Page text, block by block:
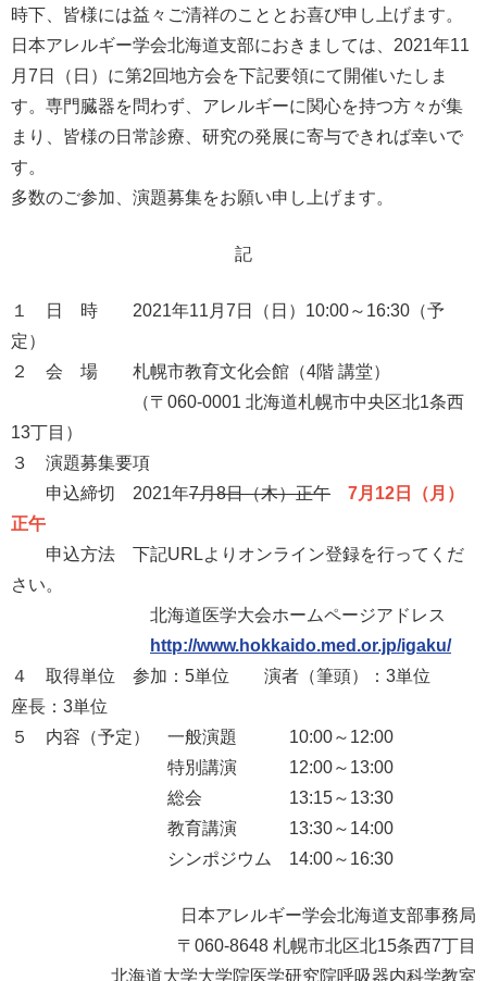
時下、皆様には益々ご清祥のこととお喜び申し上げます。
日本アレルギー学会北海道支部におきましては、2021年11
月7日（日）に第2回地方会を下記要領にて開催いたしま
す。専門臓器を問わず、アレルギーに関心を持つ方々が集
まり、皆様の日常診療、研究の発展に寄与できれば幸いで
す。
多数のご参加、演題募集をお願い申し上げます。
記
１ 日 時 2021年11月7日（日）10:00～16:30（予
定）
２ 会 場 札幌市教育文化会館（4階 講堂）
（〒060-0001 北海道札幌市中央区北1条西
13丁目）
３ 演題募集要項
申込締切 2021年7月8日（木）正午
7月12日（月）
正午
申込方法 下記URLよりオンライン登録を行ってくだ
さい。
北海道医学大会ホームページアドレス
http://www.hokkaido.med.or.jp/igaku/
４ 取得単位 参加：5単位 演者（筆頭）：3単位
座長：3単位
５ 内容（予定） 一般演題 10:00～12:00
特別講演 12:00～13:00
総会 13:15～13:30
教育講演 13:30～14:00
シンポジウム 14:00～16:30
日本アレルギー学会北海道支部事務局
〒060-8648 札幌市北区北15条西7丁目
北海道大学大学院医学研究院呼吸器内科学教室